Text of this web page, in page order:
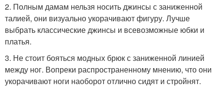
2. Полным дамам нельзя носить джинсы с заниженной
талией, они визуально укорачивают фигуру. Лучше
выбрать классические джинсы и всевозможные юбки и
платья.
3. Не стоит бояться модных брюк с заниженной линией
между ног. Вопреки распространенному мнению, что они
укорачивают ноги наоборот отлично сидят и стройнят.